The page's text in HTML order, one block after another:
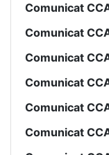
Comunicat
Comunicat
Comunicat
Comunicat
Comunicat
Comunicat